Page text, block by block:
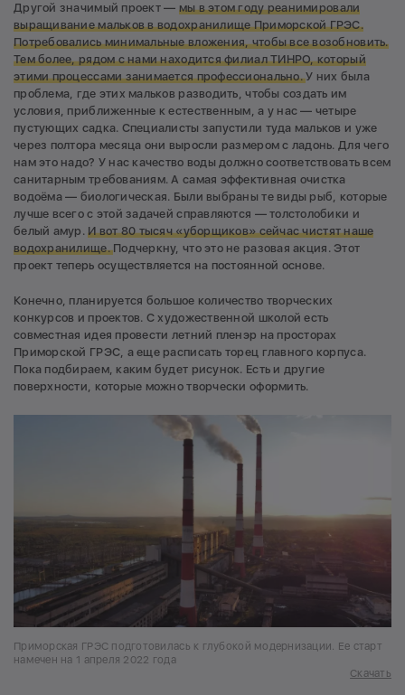
Другой значимый проект — мы в этом году реанимировали
выращивание мальков в водохранилище Приморской ГРЭС.
Потребовались минимальные вложения, чтобы все возобновить.
Тем более, рядом с нами находится филиал ТИНРО, который
этими процессами занимается профессионально.У них была
проблема, где этих мальков разводить, чтобы создать им
условия, приближенные к естественным, а у нас — четыре
пустующих садка. Специалисты запустили туда мальков и уже
через полтора месяца они выросли размером с ладонь. Для чего
нам это надо? У нас качество воды должно соответствовать всем
санитарным требованиям. А самая эффективная очистка
водоёма — биологическая. Были выбраны те виды рыб, которые
лучше всего с этой задачей справляются — толстолобики и
белый амур.И вот 80 тысяч«уборщиков» сейчас чистят наше
водохранилище.Подчеркну, что это не разовая акция. Этот
проект теперь осуществляется на постоянной основе.
Конечно, планируется большое количество творческих
конкурсов и проектов. С художественной школой есть
совместная идея провести летний пленэр на просторах
Приморской ГРЭС, а еще расписать торец главного корпуса.
Пока подбираем, каким будет рисунок. Есть и другие
поверхности, которые можно творчески оформить.
Приморская ГРЭС подготовилась к глубокой модернизации. Ее старт
намечен на 1 апреля 2022 года
Скачать